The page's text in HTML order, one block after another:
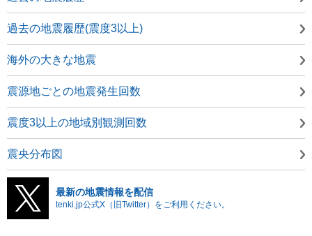
過去の地震履歴(震度3以上)
海外の大きな地震
震源地ごとの地震発生回数
震度3以上の地域別観測回数
震央分布図
最新の地震情報を配信
tenki.jp公式X（旧Twitter）をご利用ください。